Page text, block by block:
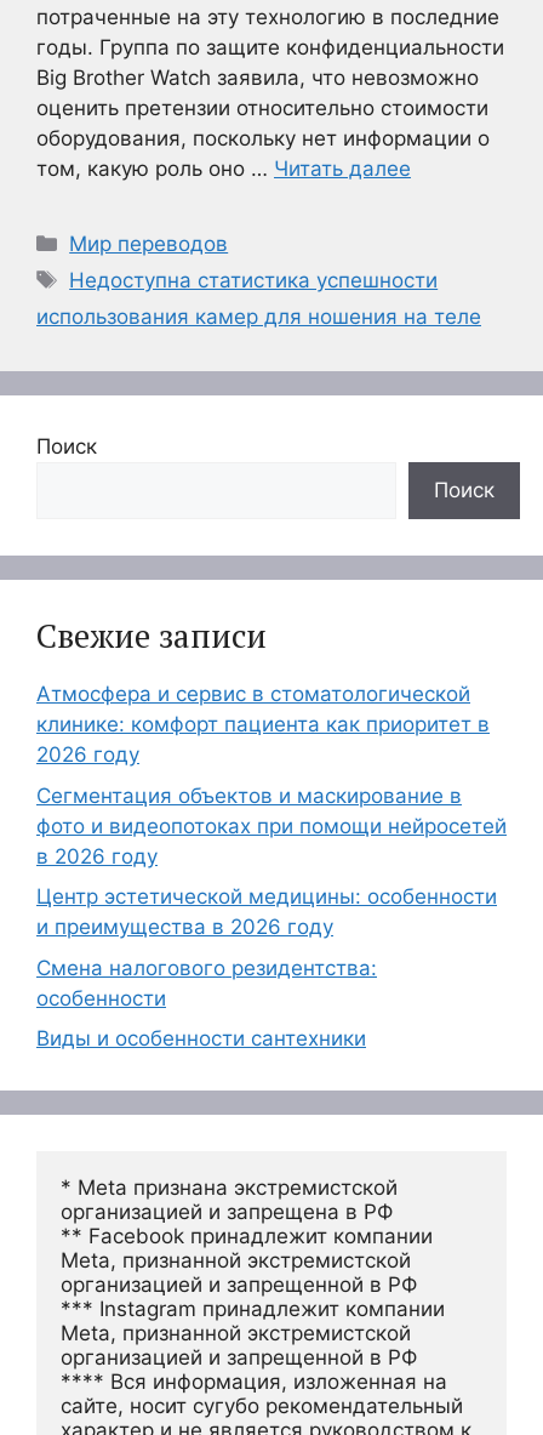
потраченные на эту технологию в последние
годы. Группа по защите конфиденциальности
Big Brother Watch заявила, что невозможно
оценить претензии относительно стоимости
оборудования, поскольку нет информации о
том, какую роль оно … Читать далее
Рубрики
Мир переводов
Метки
Недоступна статистика успешности
использования камер для ношения на теле
Поиск
Поиск
Свежие записи
Атмосфера и сервис в стоматологической
клинике: комфорт пациента как приоритет в
2026 году
Сегментация объектов и маскирование в
фото и видеопотоках при помощи нейросетей
в 2026 году
Центр эстетической медицины: особенности
и преимущества в 2026 году
Смена налогового резидентства:
особенности
Виды и особенности сантехники
* Meta признана экстремистской
организацией и запрещена в РФ
** Facebook принадлежит компании
Meta, признанной экстремистской
организацией и запрещенной в РФ
*** Instagram принадлежит компании
Meta, признанной экстремистской
организацией и запрещенной в РФ
**** Вся информация, изложенная на
сайте, носит сугубо рекомендательный
характер и не является руководством к